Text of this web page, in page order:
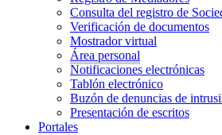
Consulta del registro de
Verificación de documentos
Mostrador virtual
Área personal
Notificaciones electrónicas
Tablón electrónico
Buzón de denuncias de
Presentación de escritos
Portales